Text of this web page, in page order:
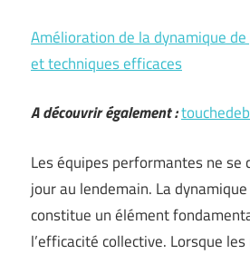
Amélioration de la dynamique
et techniques efficaces
A découvrir également :
Les équipes performantes ne se
jour au lendemain. La
constitue un élément
l’efficacité collective. Lorsque les